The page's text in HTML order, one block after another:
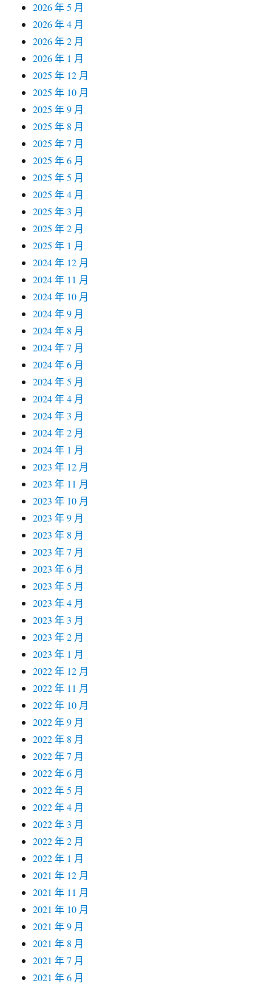
2026 年 5 月
2026 年 4 月
2026 年 2 月
2026 年 1 月
2025 年 12 月
2025 年 10 月
2025 年 9 月
2025 年 8 月
2025 年 7 月
2025 年 6 月
2025 年 5 月
2025 年 4 月
2025 年 3 月
2025 年 2 月
2025 年 1 月
2024 年 12 月
2024 年 11 月
2024 年 10 月
2024 年 9 月
2024 年 8 月
2024 年 7 月
2024 年 6 月
2024 年 5 月
2024 年 4 月
2024 年 3 月
2024 年 2 月
2024 年 1 月
2023 年 12 月
2023 年 11 月
2023 年 10 月
2023 年 9 月
2023 年 8 月
2023 年 7 月
2023 年 6 月
2023 年 5 月
2023 年 4 月
2023 年 3 月
2023 年 2 月
2023 年 1 月
2022 年 12 月
2022 年 11 月
2022 年 10 月
2022 年 9 月
2022 年 8 月
2022 年 7 月
2022 年 6 月
2022 年 5 月
2022 年 4 月
2022 年 3 月
2022 年 2 月
2022 年 1 月
2021 年 12 月
2021 年 11 月
2021 年 10 月
2021 年 9 月
2021 年 8 月
2021 年 7 月
2021 年 6 月